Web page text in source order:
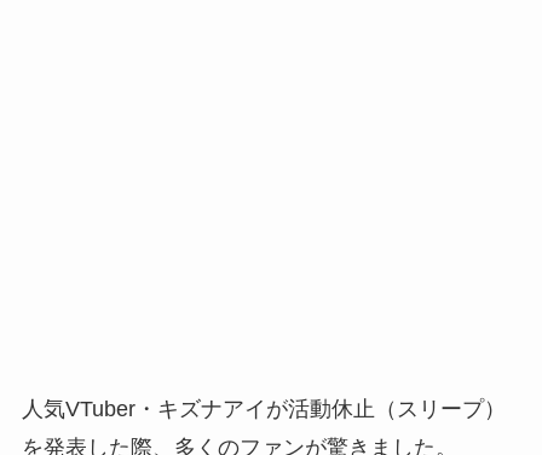
人気VTuber・キズナアイが活動休止（スリープ）
を発表した際、多くのファンが驚きました。